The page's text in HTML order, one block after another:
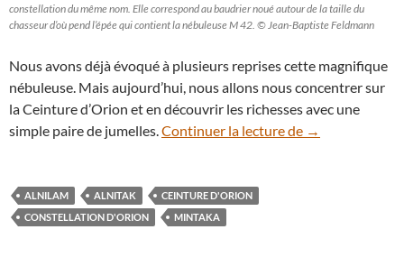
constellation du même nom. Elle correspond au baudrier noué autour de la taille du
chasseur d’où pend l’épée qui contient la nébuleuse M 42. © Jean-Baptiste Feldmann
Nous avons déjà évoqué à plusieurs reprises cette magnifique
nébuleuse. Mais aujourd’hui, nous allons nous concentrer sur
la Ceinture d’Orion et en découvrir les richesses avec une
simple paire de jumelles. Continuer la lecture de Le ciel aux
→
ALNILAM ALNITAK
CEINTURE D'ORION
CONSTELLATION D'ORION
MINTAKA